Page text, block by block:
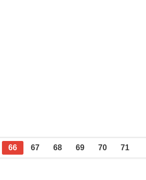
66 67 68 69 70 71